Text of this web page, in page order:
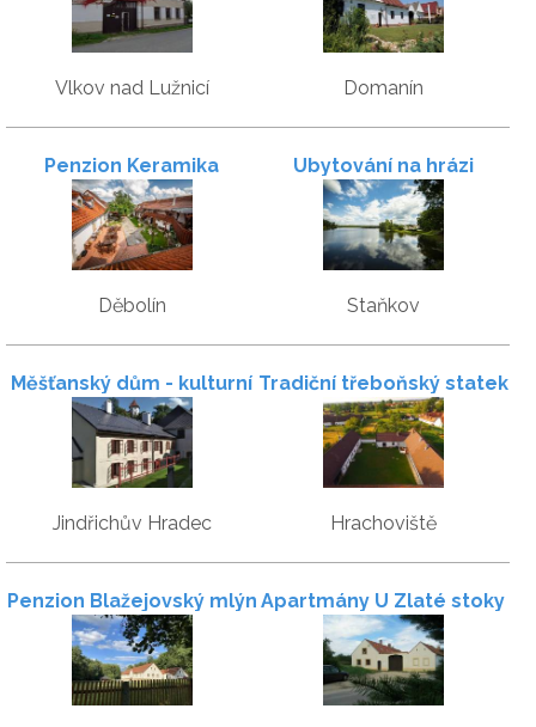
Vlkov nad Lužnicí Domanín
Penzion Keramika
Děbolín
Ubytování na hrázi
Staňkov
Měšťanský dům - kulturní
památka
Jindřichův Hradec
Tradiční třeboňský statek
u Šafářů
Hrachoviště
Penzion Blažejovský mlýn Apartmány U Zlaté stoky